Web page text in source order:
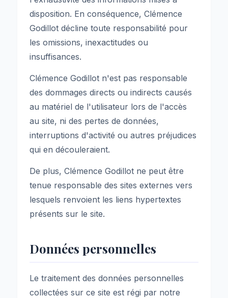
disposition. En conséquence, Clémence
Godillot décline toute responsabilité pour
les omissions, inexactitudes ou
insuffisances.
Clémence Godillot n'est pas responsable
des dommages directs ou indirects causés
au matériel de l'utilisateur lors de l'accès
au site, ni des pertes de données,
interruptions d'activité ou autres préjudices
qui en découleraient.
De plus, Clémence Godillot ne peut être
tenue responsable des sites externes vers
lesquels renvoient les liens hypertextes
présents sur le site.
Données personnelles
Le traitement des données personnelles
collectées sur ce site est régi par notre